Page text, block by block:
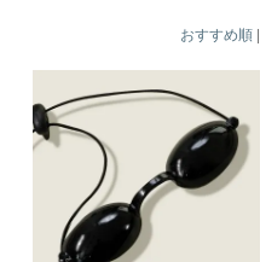
おすすめ順|